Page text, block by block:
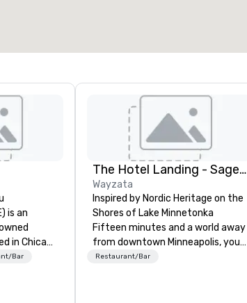
is an
in Chicago
licenses
in
Bar
The Hotel Landing - Sage Hospitality
Wayzata
Inspired by Nordic Heritage on the
Shores of Lake Minnetonka
Fifteen minutes and a world away
from downtown Minneapolis, you’ll
find The Hotel Landing — a
Restaurant/Bar